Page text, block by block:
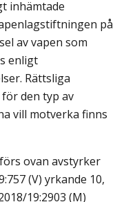
inhämtade
på
av vapen som
enligt
Rättsliga
den typ av
vill motverka finns
ovan avstyrker
(V) yrkande 10,
19:2903 (M)